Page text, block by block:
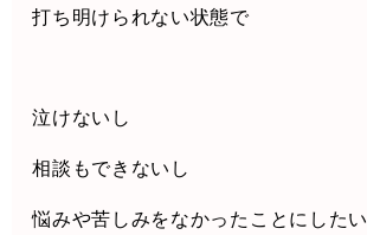
打ち明けられない状態で
泣けないし
相談もできないし
悩みや苦しみをなかったことにしたい